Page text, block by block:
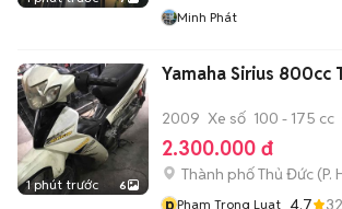
Minh Phát
1 phút trước 6
Yamaha Sirius 800cc
2009 Xe số 100 - 175 cc
2.300.000 đ
Thành phố Thủ Đức (P.
pPham Trong Luat 4.7 32